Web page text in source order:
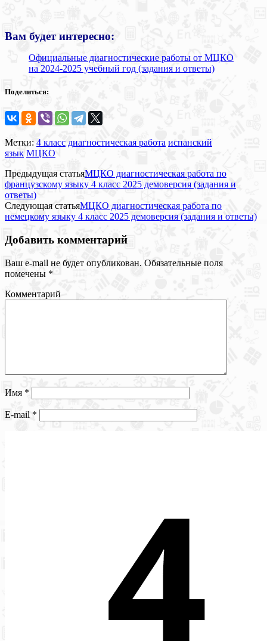
Вам будет интересно:
Официальные диагностические работы от МЦКО
на 2024-2025 учебный год (задания и ответы)
Поделиться:
Метки: 4 класс диагностическая работа испанский
язык МЦКО
Предыдущая статьяМЦКО диагностическая работа по
французскому языку 4 класс 2025 демоверсия (задания и
ответы)
Следующая статьяМЦКО диагностическая работа по
немецкому языку 4 класс 2025 демоверсия (задания и ответы)
Добавить комментарий
Ваш e-mail не будет опубликован. Обязательные поля
помечены *
Комментарий
Имя *
E-mail *